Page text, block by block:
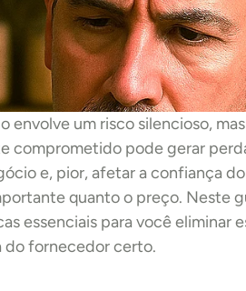
envolve um risco silencioso,
comprometido pode gerar
e, pior, afetar a confiança
quanto o preço. Neste
essenciais para você eliminar
do fornecedor certo.